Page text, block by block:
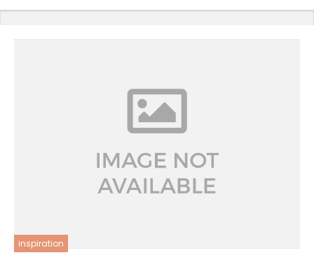
inspiration